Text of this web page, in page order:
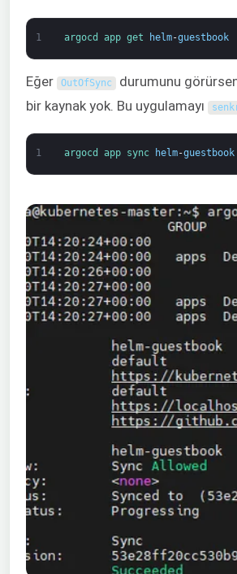
1 argocd app get helm-guestbook
Eğer OutOfSync durumunu
bir kaynak yok. Bu uygulamayı
1 argocd app sync helm-guestbook